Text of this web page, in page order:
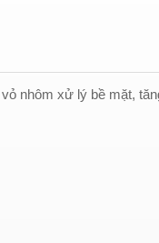
nhôm xử lý bề mặt,